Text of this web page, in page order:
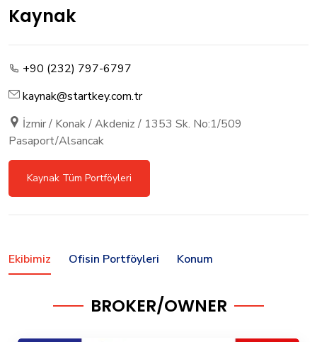
Kaynak
+90 (232) 797-6797
kaynak@startkey.com.tr
İzmir / Konak / Akdeniz / 1353 Sk. No:1/509
Pasaport/Alsancak
Kaynak Tüm Portföyleri
Ekibimiz Ofisin Portföyleri Konum
BROKER/OWNER